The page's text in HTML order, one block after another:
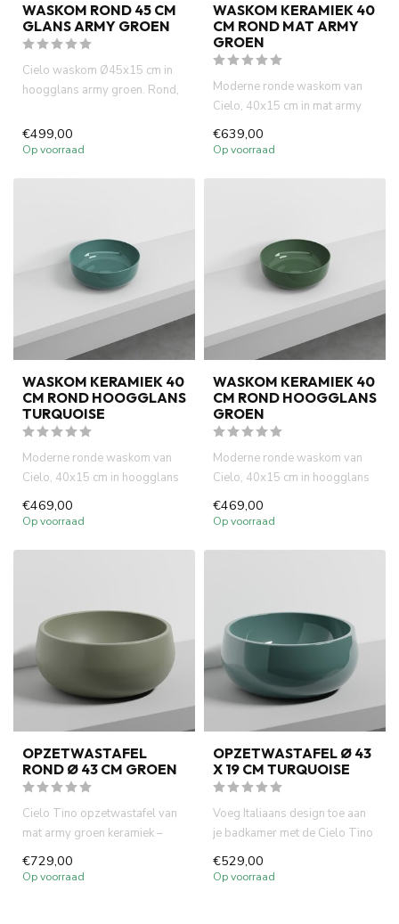
WASKOM ROND 45 CM
GLANS ARMY GROEN
Cielo waskom Ø45x15 cm in
hoogglans army groen. Rond,
€499,00
Op voorraad
WASKOM KERAMIEK 40
CM ROND MAT ARMY
GROEN
Moderne ronde waskom van
Cielo, 40x15 cm in mat army
groen. Italiaans design, ho...
€639,00
Op voorraad
WASKOM KERAMIEK 40
CM ROND HOOGGLANS
TURQUOISE
Moderne ronde waskom van
Cielo, 40x15 cm in hoogglans
turquoise. Italiaans desig...
€469,00
Op voorraad
WASKOM KERAMIEK 40
CM ROND HOOGGLANS
GROEN
Moderne ronde waskom van
Cielo, 40x15 cm in hoogglans
groen. Italiaans design, ...
€469,00
Op voorraad
OPZETWASTAFEL
ROND Ø 43 CM GROEN
Cielo Tino opzetwastafel van
mat army groen keramiek –
Ø43 x 19 cm. Italiaans de...
€729,00
Op voorraad
OPZETWASTAFEL Ø 43
X 19 CM TURQUOISE
Voeg Italiaans design toe aan
je badkamer met de Cielo Tino
opzetwastafel. Ronde...
€529,00
Op voorraad